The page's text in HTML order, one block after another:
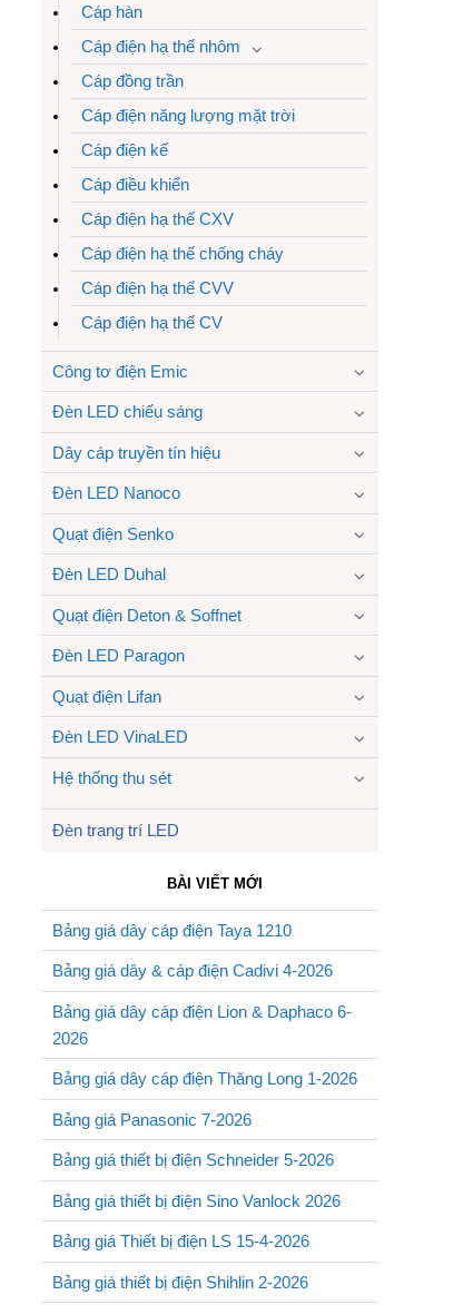
Cáp hàn
Cáp điện hạ thế nhôm
Cáp đồng trần
Cáp điện năng lượng mặt trời
Cáp điện kế
Cáp điều khiển
Cáp điện hạ thế CXV
Cáp điện hạ thế chống cháy
Cáp điện hạ thế CVV
Cáp điện hạ thế CV
Công tơ điện Emic
Đèn LED chiếu sáng
Dây cáp truyền tín hiệu
Đèn LED Nanoco
Quạt điện Senko
Đèn LED Duhal
Quạt điện Deton & Soffnet
Đèn LED Paragon
Quạt điện Lifan
Đèn LED VinaLED
Hệ thống thu sét
Đèn trang trí LED
BÀI VIẾT MỚI
Bảng giá dây cáp điện Taya 1210
Bảng giá dây & cáp điện Cadivi 4-2026
Bảng giá dây cáp điện Lion & Daphaco 6-
2026
Bảng giá dây cáp điện Thăng Long 1-2026
Bảng giá Panasonic 7-2026
Bảng giá thiết bị điện Schneider 5-2026
Bảng giá thiết bị điện Sino Vanlock 2026
Bảng giá Thiết bị điện LS 15-4-2026
Bảng giá thiết bị điện Shihlin 2-2026